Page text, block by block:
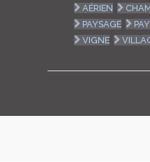
AÉRIEN
PAYSAGE
VIGNE